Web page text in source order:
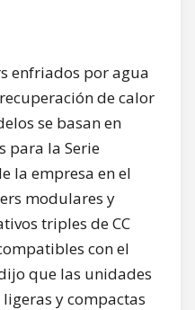
enfriados por agua
de calor
se basan en
para la Serie
la empresa en el
modulares y
triples de CC
con el
que las unidades
y compactas